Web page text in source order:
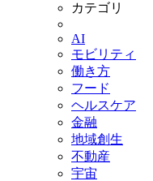
カテゴリ
AI
モビリティ
働き方
フード
ヘルスケア
金融
地域創生
不動産
宇宙